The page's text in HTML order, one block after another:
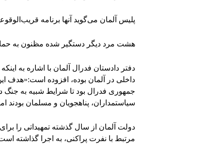
پلیس آلمان می‌گوید آنها برنامه
هشت مرد دیگر دستگیر شده‌ مظنون به
دفتر دادستان فدرال آلمان با اشاره به
داخلی در آلمان بوده، افزوده است:‌«هدف
جمهوری فدرال بود تا شرایط شبیه به جنگ
سیاستمداران، پناهجویان و مسلمان بودند
دولت آلمان از سال گذشته تمهیداتی را
مرتبط با نفرت پراکنی، به اجرا گذاشته